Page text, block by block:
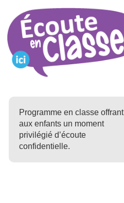
Programme en classe offrant
aux enfants un moment
privilégié d’écoute
confidentielle.